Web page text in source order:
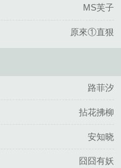
MS芙子
原來①直狠
路菲汐
拈花拂柳
安知晓
囧囧有妖